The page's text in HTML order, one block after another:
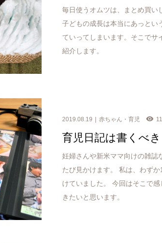
毎日使うオムツは、まとめ買い
子どもの成長は本当にあっとい
ていってしまいます。そこでサ
紹介します。
2019.08.19 赤ちゃん・育児
育児日記は書くべ
妊婦さんや新米ママ向けの雑誌
たび見かけます。 私は、わず
けていました。 今回はそこで
きたいと思います。